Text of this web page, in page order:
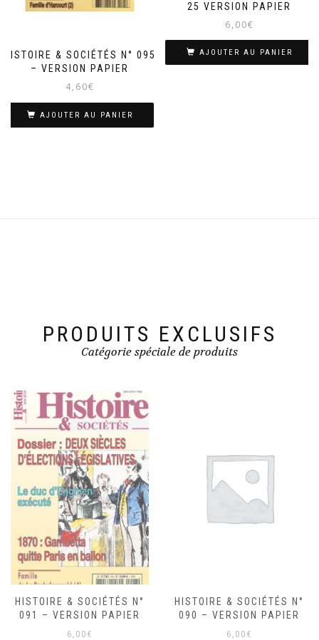
HISTOIRE & SOCIÉTÉS N° 095
– VERSION PAPIER
4,60€
AJOUTER AU PANIER
25 VERSION PAPIER
6,00€
AJOUTER AU PANIER
PRODUITS EXCLUSIFS
Catégorie spéciale de produits
HISTOIRE & SOCIÉTÉS N°
091 – VERSION PAPIER
6,00 €
HISTOIRE & SOCIÉTÉS N°
090 – VERSION PAPIER
6,00 €